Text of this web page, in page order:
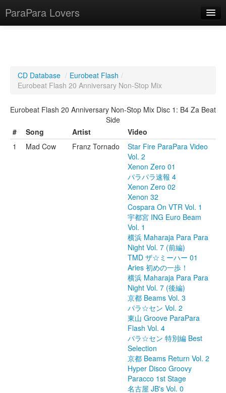
ParaPara Lovers
ParaPara Video Database
TechPara Video Database
CD Database
Lesson Database
CD Database / Eurobeat Flash /
Eurobeat Flash 20 Anniversary Non-Stop Mix
Eurobeat Flash 20 Anniversary Non-Stop Mix Disc 1: B4 Za Beat
Side
#
Song Artist
Video
1
Mad Cow Franz Tornado
Star Fire ParaPara Video
Vol. 2
Xenon Zero 01
パラパラ速報 4
Xenon Zero 02
Xenon 32
Cospara On VTR Vol. 1
宇都宮 ING Euro Beam
Vol. 1
横浜 Maharaja Para Para
Night Vol. 7 (前編)
TMD ザ☆ミーハー 01
Aries 初めの一歩！
横浜 Maharaja Para Para
Night Vol. 7 (後編)
京都 Beams Vol. 3
パラ☆セン Vol. 2
東山 Groove ParaPara
Flash Vol. 4
パラ☆セン 特別編 Best
Selection
京都 Beams Return Vol. 2
Hyper Disco Groovy
Paracco 1st Stage
名古屋 JB's Vol. 0